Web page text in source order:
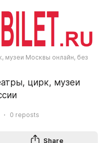
музеи Москвы онлайн, без
цирк, музеи
0 reposts
Share